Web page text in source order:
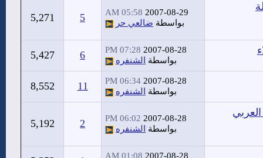
2007-08-29
05:58 AM
بواسطة ضالعي حر 5
5,271
2007-08-28
07:28 PM
بواسطة
الشنفره 6
5,427
2007-08-28
06:34 PM
بواسطة
الشنفره 11
8,552
2007-08-28
06:02 PM
بواسطة
الشنفره 2
5,192
2007-08-28
01:08 AM